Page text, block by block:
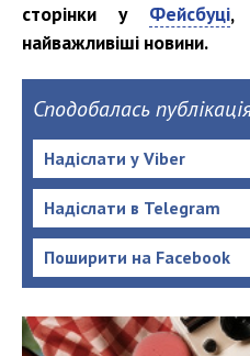
сторінки у Фейсбуці,
найважливіші новини.
Сподобалась
Надіслати у Viber
Надіслати в Telegram
Поширити на Facebook